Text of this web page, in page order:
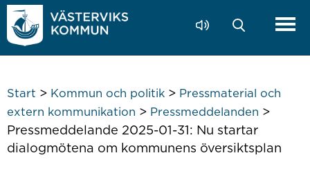
Start > Kommun och politik> Pressmaterial och
extern kommunikation > Pressmeddelanden >
Pressmeddelande 2025-01-31: Nu startar
dialogmötena om kommunens översiktsplan